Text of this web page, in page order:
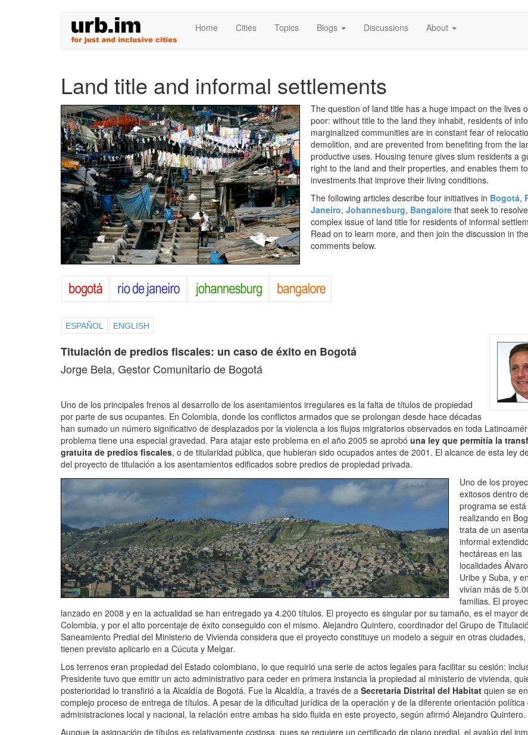
Home Cities Topics Blogs Discussions About
Land title and informal settlements
The question of land title has a huge impact on the lives
poor: without title to the land they inhabit, residents of
marginalized communities are in constant fear of
demolition, and are prevented from benefiting from the
productive uses. Housing tenure gives slum residents a
right to the land and their properties, and enables them
investments that improve their living conditions.
The following articles describe four initiatives in Bogotá,
Janeiro, Johannesburg, Bangalore that seek to
complex issue of land title for residents of informal
Read on to learn more, and then join the discussion in the
comments below.
ESPAÑOL ENGLISH
Titulación de predios fiscales: un caso de éxito en Bogotá
Jorge Bela, Gestor Comunitario de Bogotá
Uno de los principales frenos al desarrollo de los asentamientos irregulares es la falta de títulos de propiedad
por parte de sus ocupantes. En Colombia, donde los conflictos armados que se prolongan desde hace décadas
han sumado un número significativo de desplazados por la violencia a los flujos migratorios observados en toda
problema tiene una especial gravedad. Para atajar este problema en el año 2005 se aprobó una ley que permitía la
gratuita de predios fiscales, o de titularidad pública, que hubieran sido ocupados antes de 2001. El alcance de esta ley
del proyecto de titulación a los asentamientos edificados sobre predios de propiedad privada.
Uno de los
exitosos dentro
programa se está
realizando en
trata de un
informal
hectáreas en las
localidades
Uribe y Suba, y
vivían más de
familias. El
lanzado en 2008 y en la actualidad se han entregado ya 4.200 títulos. El proyecto es singular por su tamaño, es el mayor
Colombia, y por el alto porcentaje de éxito conseguido con el mismo. Alejandro Quintero, coordinador del Grupo de
Saneamiento Predial del Ministerio de Vivienda considera que el proyecto constituye un modelo a seguir en otras ciudades,
tienen previsto aplicarlo en a Cúcuta y Melgar.
Los terrenos eran propiedad del Estado colombiano, lo que requirió una serie de actos legales para facilitar su cesión:
Presidente tuvo que emitir un acto administrativo para ceder en primera instancia la propiedad al ministerio de vivienda,
posterioridad lo transfirió a la Alcaldía de Bogotá. Fue la Alcaldía, a través de a Secretaría Distrital del Habitat quien se
complejo proceso de entrega de títulos. A pesar de la dificultad jurídica de la operación y de la diferente orientación política
administraciones local y nacional, la relación entre ambas ha sido fluida en este proyecto, según afirmó Alejandro Quintero.
Aunque la asignación de títulos es relativamente costosa, pues se requiere un certificado de plano predial, el avalúo del